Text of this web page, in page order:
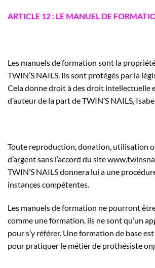
ARTICLE 12 : LE MANUEL DE
Les manuels de formation sont la
TWIN’S NAILS. Ils sont protégés par la
Cela donne droit à des droit intellectuelle
d’auteur de la part de TWIN’S NAILS,
Toute reproduction, donation, utilisation
d’argent sans l’accord du site
TWIN’S NAILS donnera lui a une
instances compétentes.
Les manuels de formation ne pourront
comme une formation, ils ne sont qu’un
pour s’y référer. Une formation de base
pour pratiquer le métier de prothésiste